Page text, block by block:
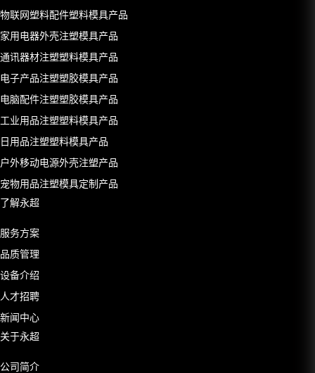
物联网塑料配件塑料模具产品
家用电器外壳注塑模具产品
通讯器材注塑塑料模具产品
电子产品注塑塑胶模具产品
电脑配件注塑塑胶模具产品
工业用品注塑塑料模具产品
日用品注塑塑料模具产品
户外移动电源外壳注塑产品
宠物用品注塑模具定制产品
了解永超
服务方案
品质管理
设备介绍
人才招聘
新闻中心
关于永超
公司简介